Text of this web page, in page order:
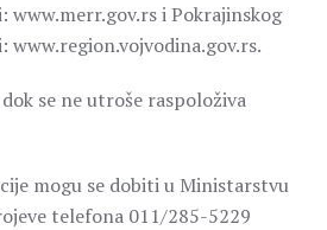
www.merr.gov.rs i Pokrajinskog
www.region.vojvodina.gov.rs.
se ne utroše raspoloživa
mogu se dobiti u Ministarstvu
telefona 011/285-5229